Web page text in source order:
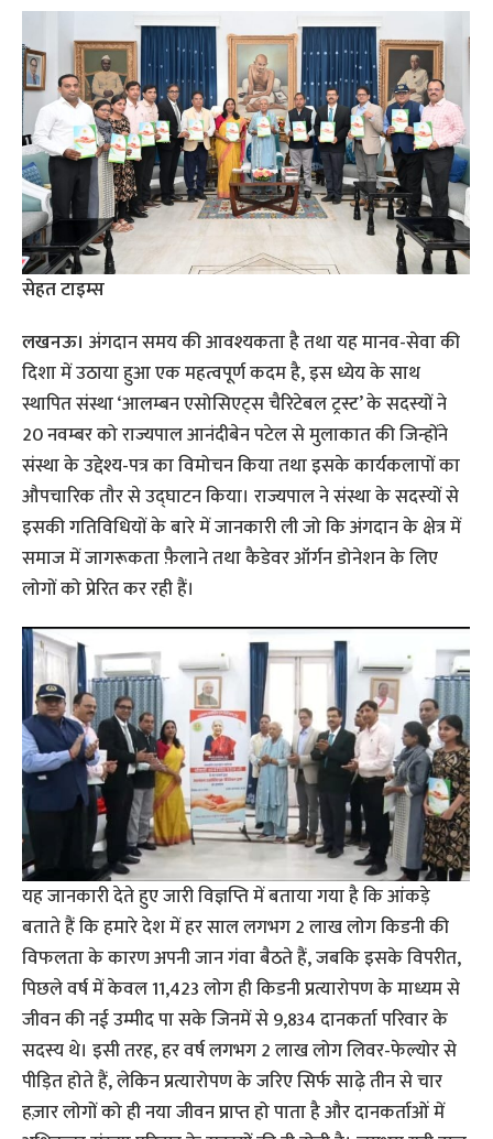
सेहत टाइम्स
लखनऊ।अंगदान समय की आवश्यकता है तथा यह मानव-सेवा की
दिशा में उठाया हुआ एक महत्वपूर्ण कदम है, इस ध्येय के साथ
स्थापित संस्था ‘आलम्बन एसोसिएट्स चैरिटेबल ट्रस्ट’ के सदस्यों ने
20 नवम्बर को राज्यपाल आनंदीबेन पटेल से मुलाकात की जिन्होंने
संस्था के उद्देश्य-पत्र का विमोचन किया तथा इसके कार्यकलापों का
औपचारिक तौर से उद्घाटन किया। राज्यपाल ने संस्था के सदस्यों से
इसकी गतिविधियों के बारे में जानकारी ली जो कि अंगदान के क्षेत्र में
समाज में जागरूकता फ़ैलाने तथा कैडेवर ऑर्गन डोनेशन के लिए
लोगों को प्रेरित कर रही हैं।
यह जानकारी देते हुए जारी विज्ञप्ति में बताया गया है कि आंकड़े
बताते हैं कि हमारे देश में हर साल लगभग 2 लाख लोग किडनी की
विफलता के कारण अपनी जान गंवा बैठते हैं, जबकि इसके विपरीत,
पिछले वर्ष में केवल 11,423 लोग ही किडनी प्रत्यारोपण के माध्यम से
जीवन की नई उम्मीद पा सके जिनमें से 9,834 दानकर्ता परिवार के
सदस्य थे। इसी तरह, हर वर्ष लगभग 2 लाख लोग लिवर-फेल्योर से
पीड़ित होते हैं, लेकिन प्रत्यारोपण के जरिए सिर्फ साढ़े तीन से चार
हज़ार लोगों को ही नया जीवन प्राप्त हो पाता है और दानकर्ताओं में